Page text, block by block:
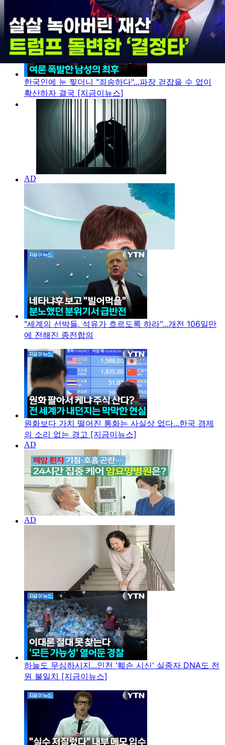
한국인에 눈 찢더니 "죄송하다"...파장 걷잡을 수 없이
확산하자 결국 [지금이뉴스]
"세계의 선박들, 석유가 흐르도록 하라"...개전 106일만
에 전해진 종전합의
원화보다 가치 떨어진 통화는 사실상 없다...한국 경제
의 소리 없는 경고 [지금이뉴스]
하늘도 무심하시지...인천 '훼손 시신' 실종자 DNA도 전
원 불일치 [지금이뉴스]